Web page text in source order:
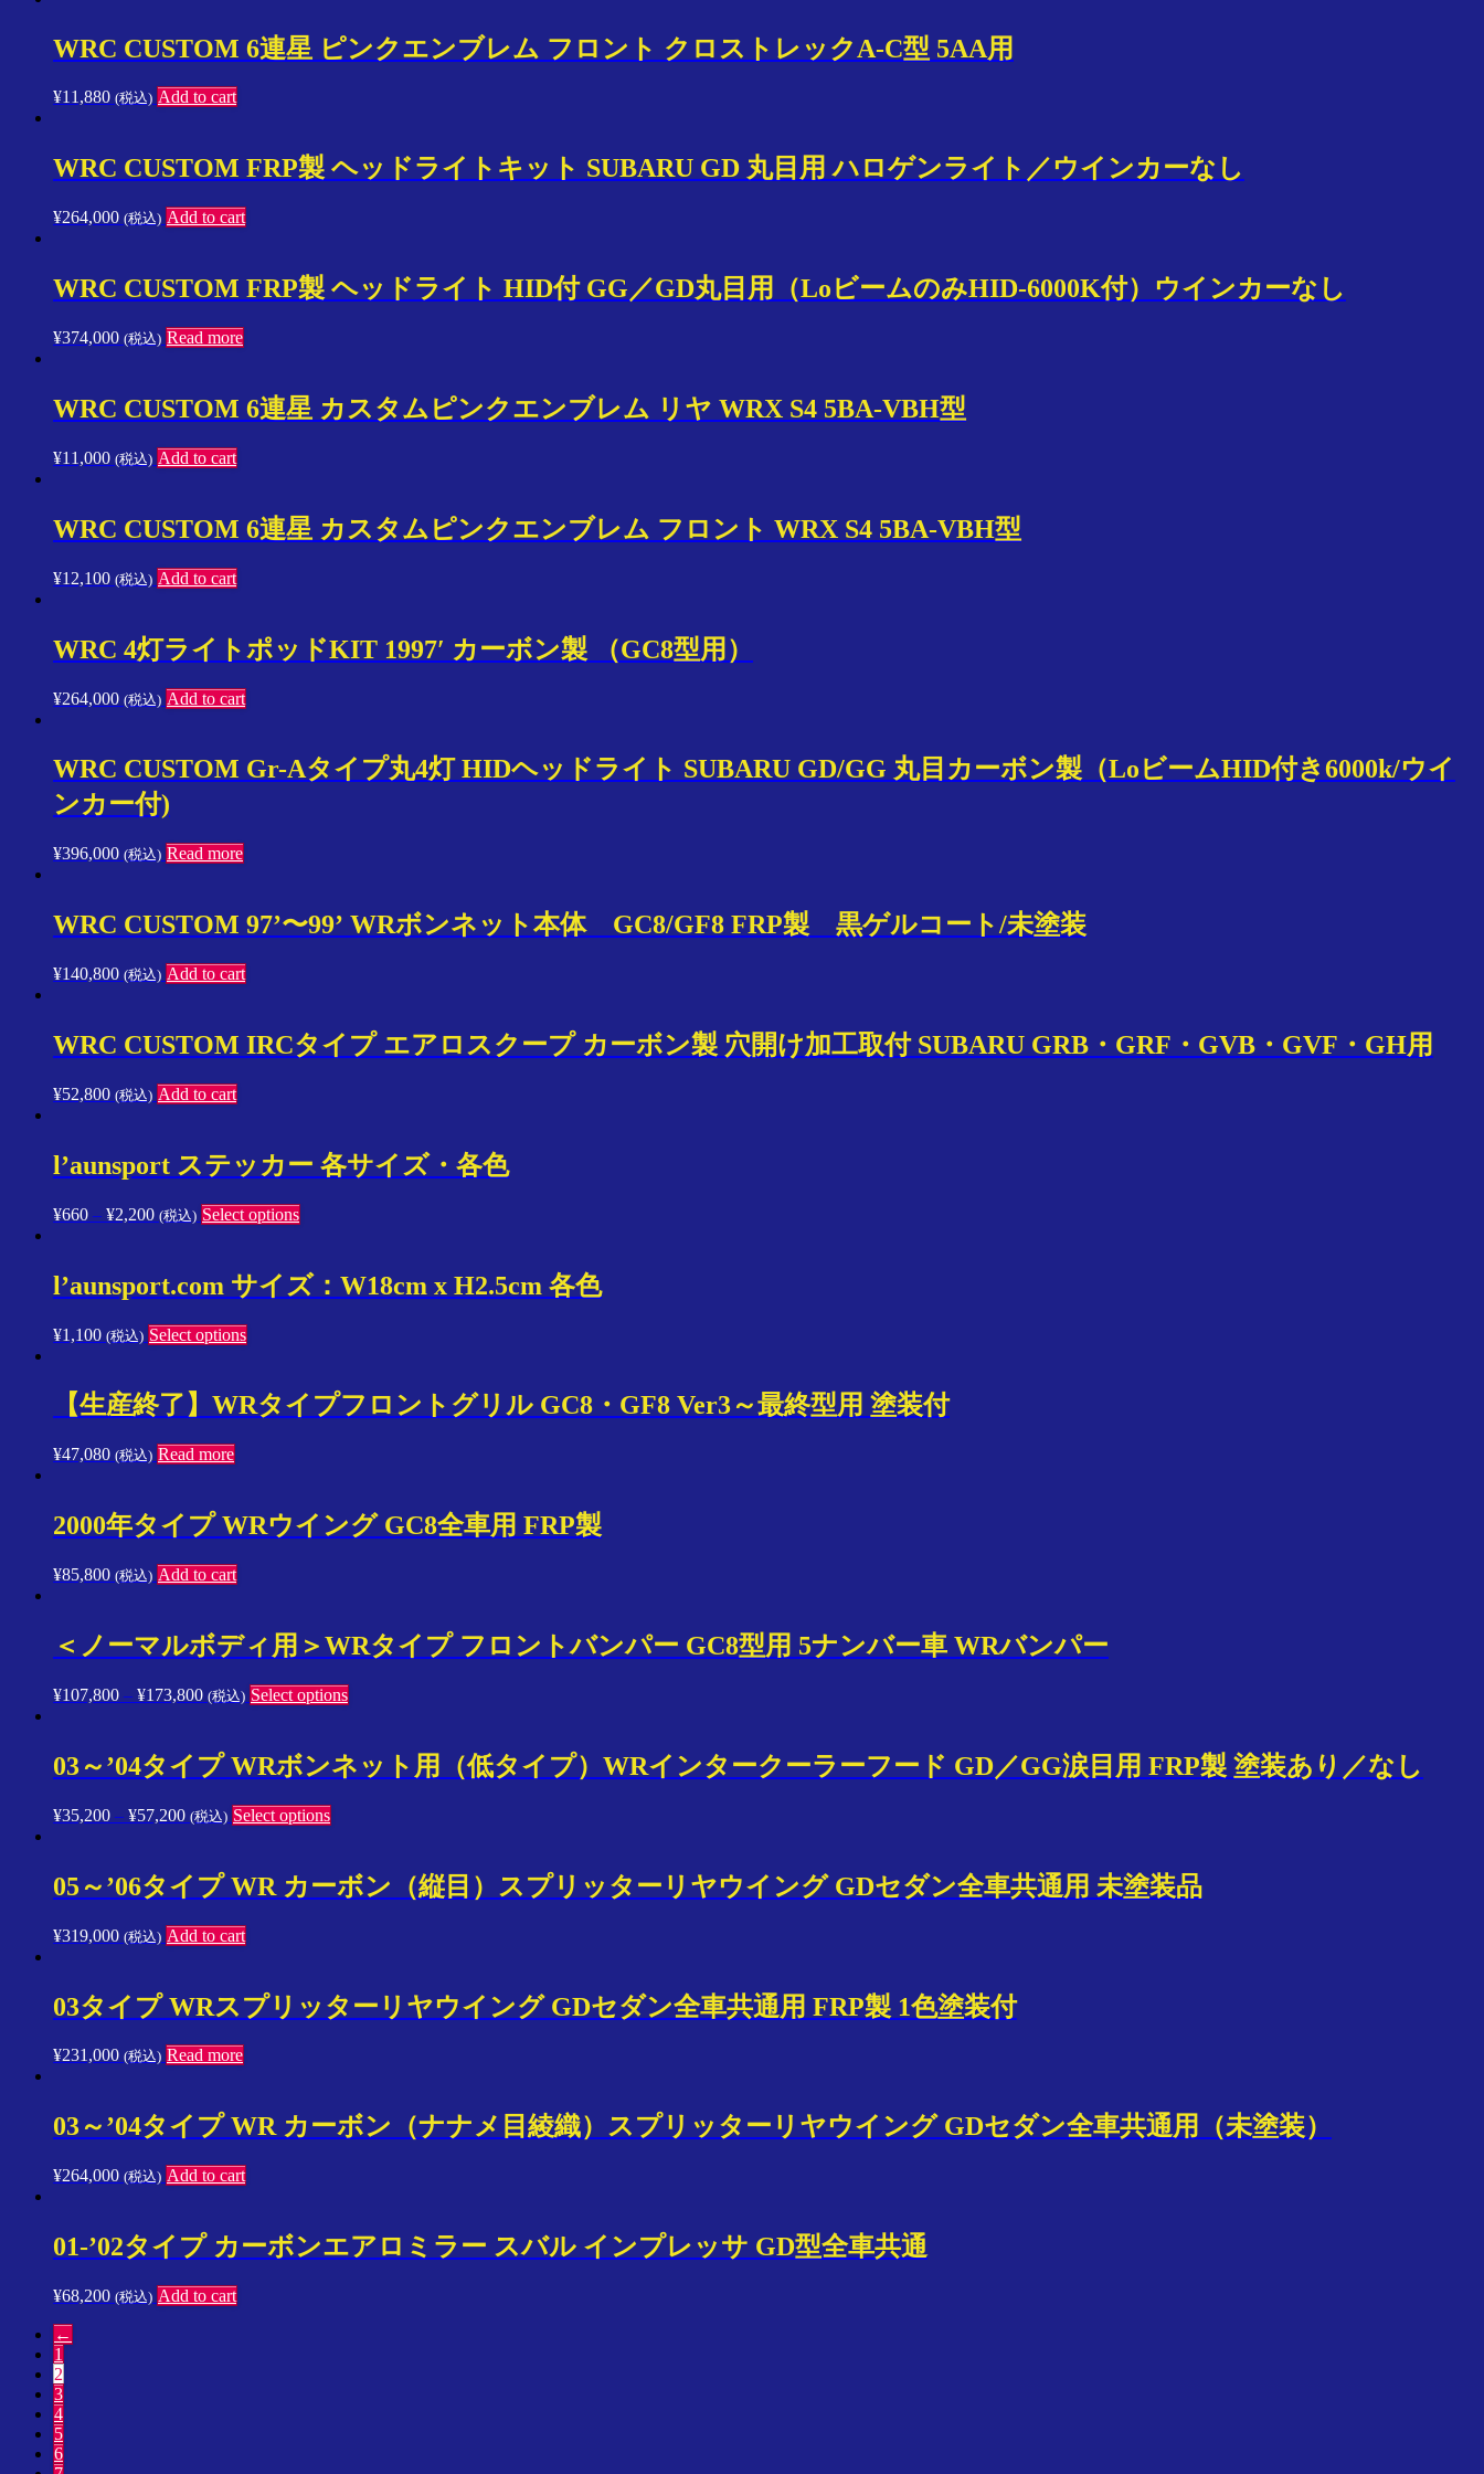
Speedline
WRC CUSTOM 6連星 ピンクエンブレム フロント クロストレックA-C型 5AA用
¥11,880 (税込) Add to cart
WRC CUSTOM FRP製 ヘッドライトキット SUBARU GD 丸目用 ハロゲンライト／ウインカーなし
¥264,000 (税込) Add to cart
WRC CUSTOM FRP製 ヘッドライト HID付 GG／GD丸目用（LoビームのみHID-6000K付）ウインカーなし
¥374,000 (税込) Read more
WRC CUSTOM 6連星 カスタムピンクエンブレム リヤ WRX S4 5BA-VBH型
¥11,000 (税込) Add to cart
WRC CUSTOM 6連星 カスタムピンクエンブレム フロント WRX S4 5BA-VBH型
¥12,100 (税込) Add to cart
WRC 4灯ライトポッドKIT 1997′ カーボン製 （GC8型用）
¥264,000 (税込) Add to cart
WRC CUSTOM Gr-Aタイプ丸4灯 HIDヘッドライト SUBARU GD/GG 丸目カーボン製（LoビームHID付き6000k/ウイ
ンカー付)
¥396,000 (税込) Read more
WRC CUSTOM 97’〜99’ WRボンネット本体 GC8/GF8 FRP製 黒ゲルコート/未塗装
¥140,800 (税込) Add to cart
WRC CUSTOM IRCタイプ エアロスクープ カーボン製 穴開け加工取付 SUBARU GRB・GRF・GVB・GVF・GH用
¥52,800 (税込) Add to cart
l’aunsport ステッカー 各サイズ・各色
¥660 – ¥2,200 (税込) Select options
l’aunsport.com サイズ：W18cm x H2.5cm 各色
¥1,100 (税込) Select options
【生産終了】WRタイプフロントグリル GC8・GF8 Ver3～最終型用 塗装付
¥47,080 (税込) Read more
2000年タイプ WRウイング GC8全車用 FRP製
¥85,800 (税込) Add to cart
＜ノーマルボディ用＞WRタイプ フロントバンパー GC8型用 5ナンバー車 WRバンパー
¥107,800 – ¥173,800 (税込) Select options
03～’04タイプ WRボンネット用（低タイプ）WRインタークーラーフード GD／GG涙目用 FRP製 塗装あり／なし
¥35,200 – ¥57,200 (税込) Select options
05～’06タイプ WR カーボン（縦目）スプリッターリヤウイング GDセダン全車共通用 未塗装品
¥319,000 (税込) Add to cart
03タイプ WRスプリッターリヤウイング GDセダン全車共通用 FRP製 1色塗装付
¥231,000 (税込) Read more
03～’04タイプ WR カーボン（ナナメ目綾織）スプリッターリヤウイング GDセダン全車共通用（未塗装）
¥264,000 (税込) Add to cart
01-’02タイプ カーボンエアロミラー スバル インプレッサ GD型全車共通
¥68,200 (税込) Add to cart
←
1
2
3
4
5
6